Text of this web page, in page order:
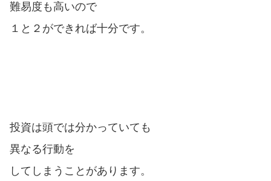
難易度も高いので
１と２ができれば十分です。
投資は頭では分かっていても
異なる行動を
してしまうことがあります。